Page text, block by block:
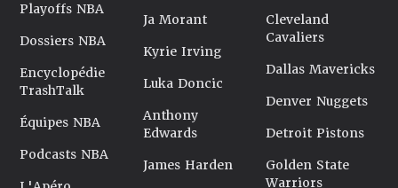
Playoffs NBA
Dossiers NBA
Encyclopédie
TrashTalk
Équipes NBA
Podcasts NBA
Ja Morant
Kyrie Irving
Luka Doncic
Anthony
Edwards
James Harden
Cleveland
Cavaliers
Dallas Mavericks
Denver Nuggets
Detroit Pistons
Golden State
Warriors